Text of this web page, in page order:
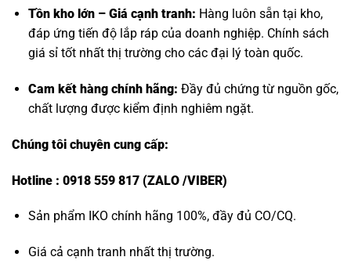
Tồn kho lớn – Giá cạnh tranh: Hàng luôn sẵn tại kho,
đáp ứng tiến độ lắp ráp của doanh nghiệp. Chính sách
giá sỉ tốt nhất thị trường cho các đại lý toàn quốc.
Cam kết hàng chính hãng: Đầy đủ chứng từ nguồn gốc,
chất lượng được kiểm định nghiêm ngặt.
Chúng tôi chuyên cung cấp:
Hotline : 0918 559 817 (ZALO /VIBER)
Sản phẩm IKO chính hãng 100%, đầy đủ CO/CQ.
Giá cả cạnh tranh nhất thị trường.